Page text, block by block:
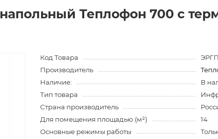
Теплофон 700 с
Код Товара
Производитель
Наличие:
В
Тип товара
Страна производитель
Для помещения площадью (м²)
14
Основные режимы работы